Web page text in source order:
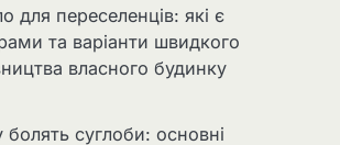
для переселенців: які є
та варіанти швидкого
власного будинку
суглоби: основні